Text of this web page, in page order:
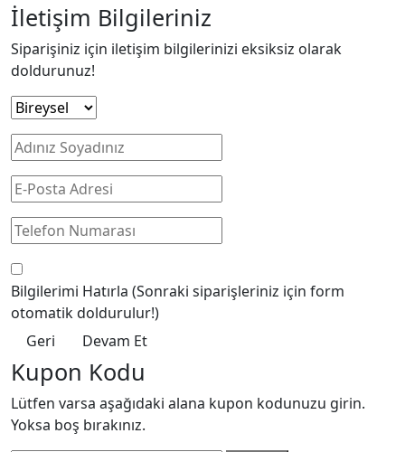
İletişim Bilgileriniz
Siparişiniz için iletişim bilgilerinizi eksiksiz olarak
doldurunuz!
Bilgilerimi Hatırla (Sonraki siparişleriniz için form
otomatik doldurulur!)
Geri
Devam Et
Kupon Kodu
Lütfen varsa aşağıdaki alana kupon kodunuzu girin.
Yoksa boş bırakınız.